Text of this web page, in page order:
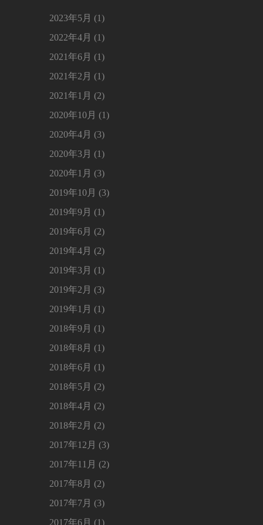
2023年5月 (1)
2022年4月 (1)
2021年6月 (1)
2021年2月 (1)
2021年1月 (2)
2020年10月 (1)
2020年4月 (3)
2020年3月 (1)
2020年1月 (3)
2019年10月 (3)
2019年9月 (1)
2019年6月 (2)
2019年4月 (2)
2019年3月 (1)
2019年2月 (3)
2019年1月 (1)
2018年9月 (1)
2018年8月 (1)
2018年6月 (1)
2018年5月 (2)
2018年4月 (2)
2018年2月 (2)
2017年12月 (3)
2017年11月 (2)
2017年8月 (2)
2017年7月 (3)
2017年6月 (1)